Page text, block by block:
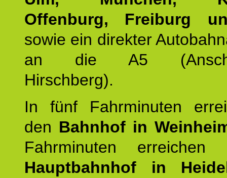
Offenburg, Freiburg
sowie ein direkter
an die A5
Hirschberg).
In fünf Fahrminuten
den Bahnhof in
Fahrminuten
Hauptbahnhof in